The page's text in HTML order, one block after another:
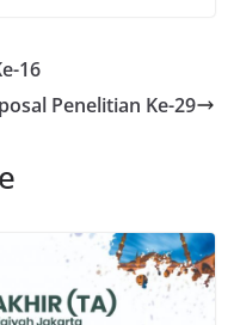
16
Penelitian Ke-29